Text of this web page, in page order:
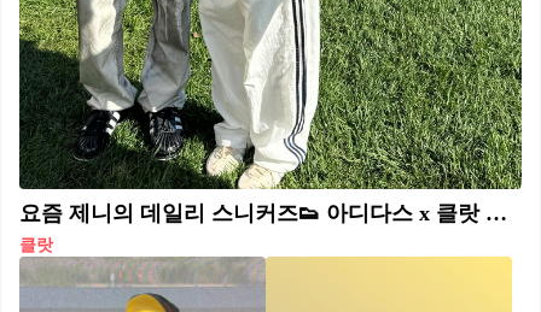
요즘 제니의 데일리 스니커즈👟 아디다스 x 클랏 가젤🥠 뉴컬러 블루는 8월 23일 출시 예정💙
클랏